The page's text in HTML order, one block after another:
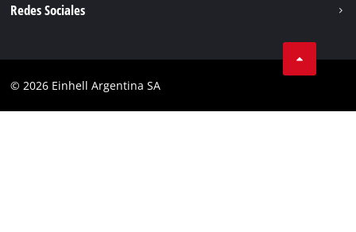
Einhell global
Cumplimiento
Redes Sociales
Instagram
© 2026 Einhell Argentina SA